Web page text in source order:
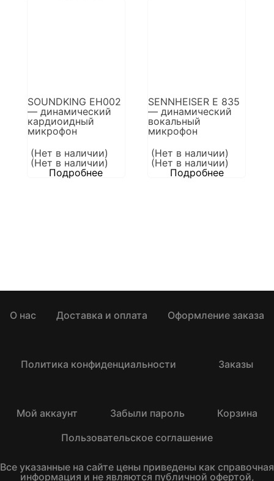
SOUNDKING EH002
— динамический
кардиоидный
микрофон
(Нет в наличии)
(Нет в наличии)
Подробнее
SENNHEISER E 835
— динамический
вокальный
микрофон
(Нет в наличии)
(Нет в наличии)
Подробнее
О нас Доставка и оплата Оформление заказа
Политика конфиденциальности Заказы
Мой аккаунт Забыли пароль
Корзина
Пользовательское соглашение
Все указанные на сайте цены приведены как справочная
информация и не являются публичной офертой,